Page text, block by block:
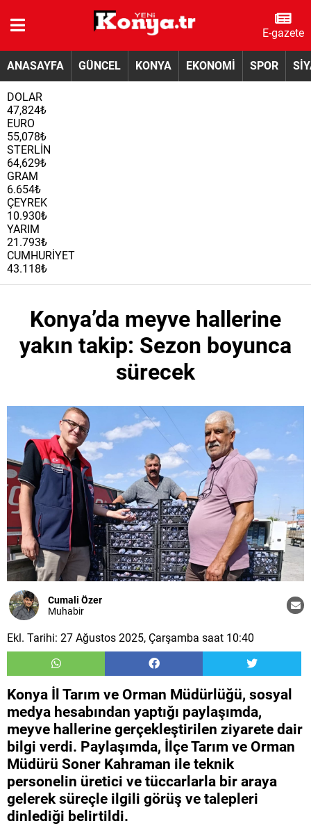
E-gazete
ANASAYFA GÜNCEL KONYA EKONOMİ SPOR
DOLAR
47,824₺
EURO
55,078₺
STERLİN
64,629₺
GRAM
6.654₺
ÇEYREK
10.930₺
YARIM
21.793₺
CUMHURİYET
43.118₺
Konya’da meyve hallerine
yakın takip: Sezon boyunca
sürecek
Cumali Özer
Muhabir
Ekl. Tarihi: 27 Ağustos 2025, Çarşamba saat 10:40
Konya İl Tarım ve Orman Müdürlüğü, sosyal
medya hesabından yaptığı paylaşımda,
meyve hallerine gerçekleştirilen ziyarete dair
bilgi verdi. Paylaşımda, İlçe Tarım ve Orman
Müdürü Soner Kahraman ile teknik
personelin üretici ve tüccarlarla bir araya
gelerek süreçle ilgili görüş ve talepleri
dinlediği belirtildi.